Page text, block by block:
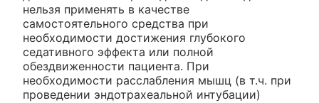
нельзя применять в качестве
самостоятельного средства при
необходимости достижения глубокого
седативного эффекта или полной
обездвиженности пациента. При
необходимости расслабления мышц (в т.ч. при
проведении эндотрахеальной интубации)